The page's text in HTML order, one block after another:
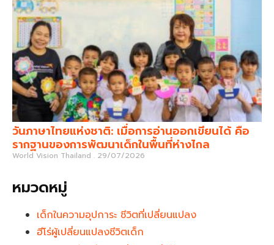
วันภาษาไทยแห่งชาติ: เมื่อการอ่านออกเขียนได้ คือ
รากฐานของการพัฒนาเด็กในพื้นที่ห่างไกล
World Vision Thailand 29/07/2026
หมวดหมู่
เด็กในความอุปการะ ชีวิตที่เปลี่ยนแปลง
ฮีโร่ผู้เปลี่ยนแปลงชีวิตเด็ก